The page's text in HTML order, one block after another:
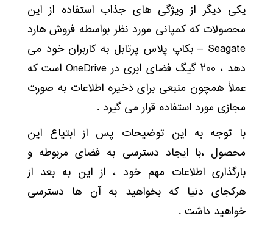
یکی دیگر از ویژگی های جذاب استفاده از این
محصولات که کمپانی مورد نظر بواسطه فروش هارد
Seagate – بکاپ پلاس پرتابل به کاربران خود می
دهد ، ۲۰۰ گیگ فضای ابری در OneDrive است که
عملاً همچون منبعی برای ذخیره اطلاعات به صورت
مجازی مورد استفاده قرار می گیرد .
با توجه به این توضیحات پس از ابتیاع این
محصول ،با ایجاد دسترسی به فضای مربوطه و
بارگذاری اطلاعات مهم خود ، از این به بعد از
هرکجای دنیا که بخواهید به آن ها دسترسی
خواهید داشت .